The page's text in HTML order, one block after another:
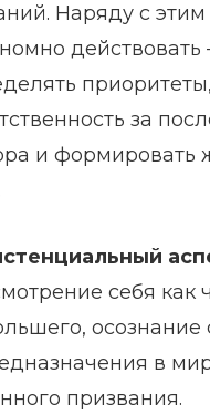
Наряду с
действовать
за
и формировать
себя как
осознание
в
призвания.